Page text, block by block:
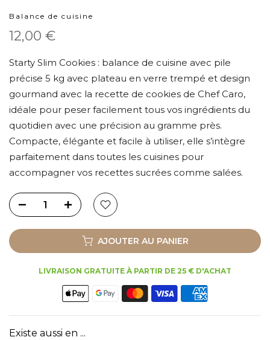
Balance de cuisine
12,00 €
Starty Slim Cookies : balance de cuisine avec pile
précise 5 kg avec plateau en verre trempé et design
gourmand avec la recette de cookies de Chef Caro,
idéale pour peser facilement tous vos ingrédients du
quotidien avec une précision au gramme près.
Compacte, élégante et facile à utiliser, elle s’intègre
parfaitement dans toutes les cuisines pour
accompagner vos recettes sucrées comme salées.
AJOUTER AU PANIER
LIVRAISON GRATUITE À PARTIR DE 25 € D'ACHAT
Existe aussi en ...